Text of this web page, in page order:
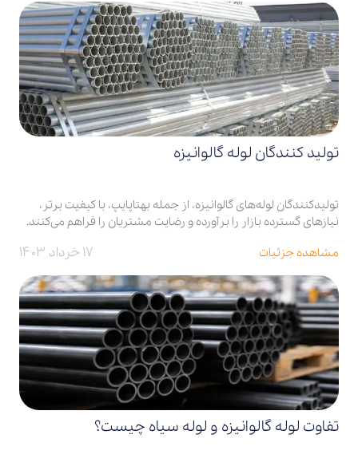
تولید کنندگان لوله گالوانیزه
تولیدکنندگان لوله‌های گالوانیزه، از جمله بهتاپایپ، با کیفیت برتر،
نیازهای گسترده بازار را برآورده و رضایت مشتریان را فراهم می‌کنند.
مشاهده جزئیات
۱۷ خرداد ۱۴۰۳
تفاوت لوله گالوانیزه و لوله سیاه چیست؟